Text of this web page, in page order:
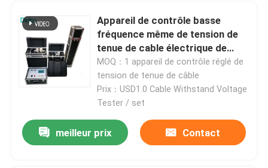
Appareil de contrôle basse
fréquence même de tension de
tenue de cable électrique de
série de très basse fréquence
MOQ：1 appareil de contrôle réglé de
tension de tenue de câble
Prix：USD1.0 Cable Withstand Voltage
Tester / set
meilleur prix Contact